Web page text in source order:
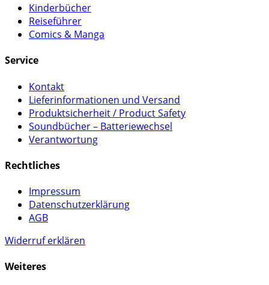
Kinderbücher
Reiseführer
Comics & Manga
Service
Kontakt
Lieferinformationen und Versand
Produktsicherheit / Product Safety
Soundbücher – Batteriewechsel
Verantwortung
Rechtliches
Impressum
Datenschutzerklärung
AGB
Widerruf erklären
Weiteres